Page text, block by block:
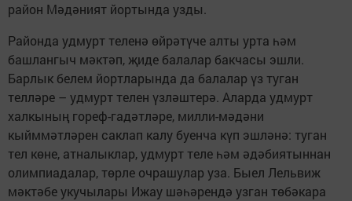
район Мәдәният йортында узды.
Районда удмурт теленә өйрәтүче алты урта һәм
башлангыч мәктәп, җиде балалар бакчасы эшли.
Барлык белем йортларында да балалар үз туган
телләре – удмурт телен үзләштерә. Аларда удмурт
халкының гореф-гадәтләре, милли-мәдәни
кыйммәтләрен саклап калу буенча күп эшләнә: туган
тел көне, атналыклар, удмурт теле һәм әдәбиятыннан
олимпиадалар, төрле очрашулар уза. Быел Лельвиж
мәктәбе укучылары Ижау шәһәрендә узган төбәкара